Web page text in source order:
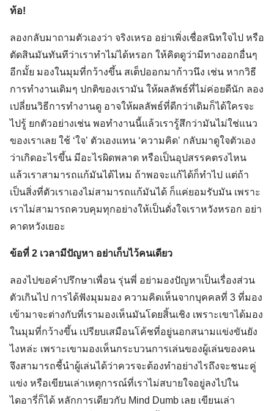
ท้อ!
ลองกลับมาถามตัวเองว่า จริงเหรอ อย่าเพิ่งเชื่อสนิทใจไป หรือ
ตัดสินมันทันทีว่าเราทำไม่ได้หรอก ให้คิดดูว่ามีทางออกอื่นๆ
อีกมั้ย มองในมุมที่กว้างขึ้น สเต็ปออกมาก้าวนึง เช่น หากวิธี
การทำงานเดิมๆ ปกติของเรามัน ให้ผลลัพธ์ที่ไม่ค่อยดีนัก ลอง
เปลี่ยนวิธีการทำงานดู อาจให้ผลลัพธ์ที่ดีกว่าเดิมก็ได้ใครจะ
ไปรู้ ยกตัวอย่างเช่น พอทำงานนี้แล้วเรารู้สึกว่ามันไม่ใช่แนว
ของเราเลย ใช้ ‘ใจ’ ตัวเองแทน ‘ความคิด’ กลับมาดูใจตัวเอง
ว่าเกิดอะไรขึ้น มีอะไรผิดพลาด หรือเป็นอุปสรรคตรงไหน
แล้วเราสามารถแก้มันได้ไหม ถ้าพอจะแก้ได้ก็ทำไป แต่ถ้า
เป็นสิ่งที่ตัวเราเองไม่สามารถแก้มันได้ ก็แค่ยอมรับมัน เพราะ
เราไม่สามารถควบคุมทุกอย่างให้เป็นดั่งใจเราหวังหรอก อย่า
คาดหวังเยอะ
ข้อที่ 2 เวลามีปัญหา อย่าเก็บไว้คนเดียว
ลองไปขอคำปรึกษาเพื่อน รุ่นพี่ อย่ามองปัญหาเป็นเรื่องส่วน
ตัวเกินไป การได้ฟังมุมมอง ความคิดเห็นจากบุคคลที่ 3 ที่มอง
เข้ามาจะต่างกับที่เรามองเห็นมันโดยสิ้นเชิง เพราะเขาได้มอง
ในมุมที่กว้างขึ้น เปรียบเสมือนโค้ชที่อยู่นอกสนามแข่งขันยัง
ไงหล่ะ เพราะเขามองเห็นกระบวนการเล่นของผู้เล่นของคน
จึงสามารถชี้นำผู้เล่นได้ว่าควรจะต้องทำอย่างไรถึงจะชนะคู่
แข่ง หรือเขียนเล่าเหตุการณ์ที่เราไม่สบายใจอยู่ลงไปใน
ไดอารี่ก็ได้ หลักการเดียวกับ Mind Dumb เลย เขียนเล่า